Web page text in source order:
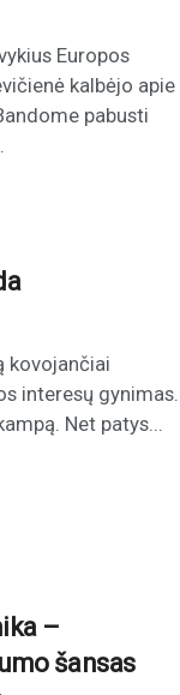
Europos
kalbėjo apie
pabusti
kovojančiai
interesų gynimas.
Net patys...
–
šansas